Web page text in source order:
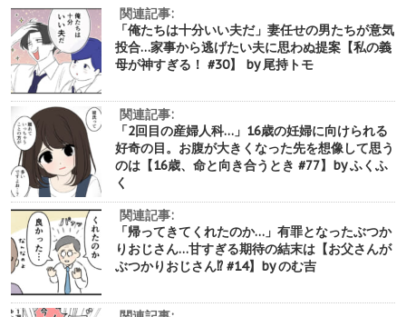
関連記事:
「俺たちは十分いい夫だ」妻任せの男たちが意気
投合…家事から逃げたい夫に思わぬ提案【私の義
母が神すぎる！ #30】 by 尾持トモ
関連記事:
「2回目の産婦人科…」16歳の妊婦に向けられる
好奇の目。お腹が大きくなった先を想像して思う
のは【16歳、命と向き合うとき #77】by ふくふ
く
関連記事:
「帰ってきてくれたのか…」有罪となったぶつか
りおじさん…甘すぎる期待の結末は【お父さんが
ぶつかりおじさん⁉︎ #14】by のむ吉